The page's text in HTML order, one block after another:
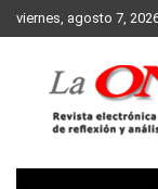
Skip
to
viernes, agosto 7,